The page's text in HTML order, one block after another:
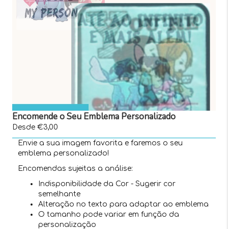
Encomende o Seu Emblema Personalizado
Desde €3,00
Envie a sua imagem favorita e faremos o seu
emblema personalizado!
Encomendas sujeitas a análise:
Indisponibilidade da Cor - Sugerir cor
semelhante
Alteração no texto para adaptar ao emblema
O tamanho pode variar em função da
personalização